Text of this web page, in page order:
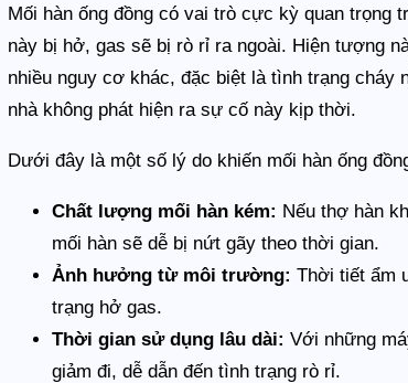
Mối hàn ống đồng có vai trò cực kỳ quan trọng
này bị hở, gas sẽ bị rò rỉ ra ngoài. Hiện tượng
nhiều nguy cơ khác, đặc biệt là tình trạng
nhà không phát hiện ra sự cố này kịp thời.
Dưới đây là một số lý do khiến mối hàn ống
Chất lượng mối hàn kém: Nếu thợ hàn
mối hàn sẽ dễ bị nứt gãy theo thời gian.
Ảnh hưởng từ môi trường: Thời tiết ẩm
trạng hở gas.
Thời gian sử dụng lâu dài: Với những
giảm đi, dễ dẫn đến tình trạng rò rỉ.